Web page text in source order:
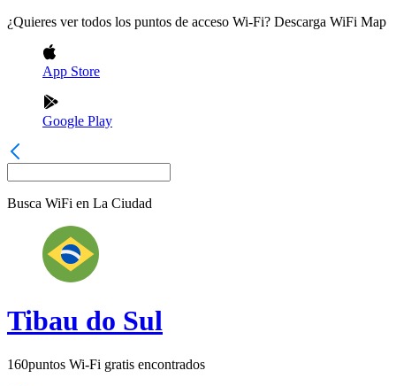
¿Quieres ver todos los puntos de acceso Wi-Fi? Descarga WiFi Map
App Store
Google Play
Busca WiFi en La Ciudad
Tibau do Sul
160puntos Wi-Fi gratis encontrados